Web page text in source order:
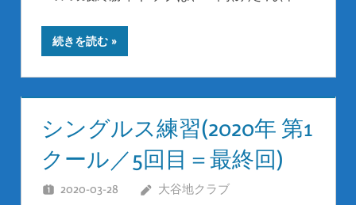
続きを読む
シングルス練習(2020年 第1
クール／5回目＝最終回)
2020-03-28 大谷地クラブ